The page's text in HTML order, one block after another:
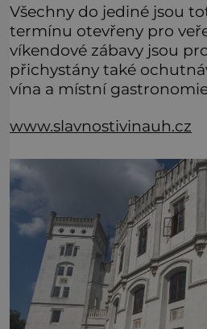
Všechny do jediné jsou
termínu otevřeny pro
víkendové zábavy jsou
přichystány také
vína a místní
www.slavnostivinauh.cz